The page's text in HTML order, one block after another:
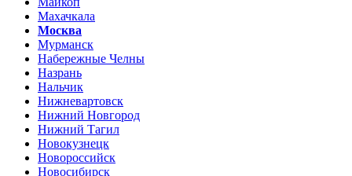
Махачкала
Москва
Мурманск
Набережные Челны
Назрань
Нальчик
Нижневартовск
Нижний Новгород
Нижний Тагил
Новокузнецк
Новороссийск
Новосибирск